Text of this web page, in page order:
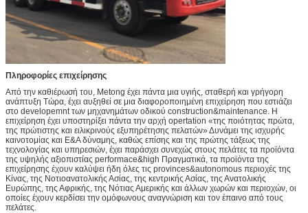
Πληροφορίες επιχείρησης
Από την καθιέρωσή του, Metong έχει πάντα μια υγιής, σταθερή και γρήγορη
ανάπτυξη Τώρα, έχει αυξηθεί σε μια διαφοροποιημένη επιχείρηση που εστιάζει
στο developemnt των μηχανημάτων οδικού construction&maintenance. Η
επιχείρηση έχει υποστηρίξει πάντα την αρχή opertation «της ποιότητας πρώτα,
της πρώτιστης και ειλικρινούς εξυπηρέτησης πελατών» Δυνάμει της ισχυρής
καινοτομίας και Ε&Α δύναμης, καθώς επίσης και της πρώτης τάξεως της
τεχνολογίας και υπηρεσιών, έχει παράσχει συνεχώς στους πελάτες τα προϊόντα
της υψηλής αξιοπιστίας performace&high Πραγματικά, τα προϊόντα της
επιχείρησης έχουν καλύψει ήδη όλες τις provinces&autonomous περιοχές της
Κίνας, της Νοτιοανατολικής Ασίας, της κεντρικής Ασίας, της Ανατολικής
Ευρώπης, της Αφρικής, της Νότιας Αμερικής και άλλων χωρών και περιοχών, οι
οποίες έχουν κερδίσει την ομόφωνους αναγνώριση και τον έπαινο από τους
πελάτες.